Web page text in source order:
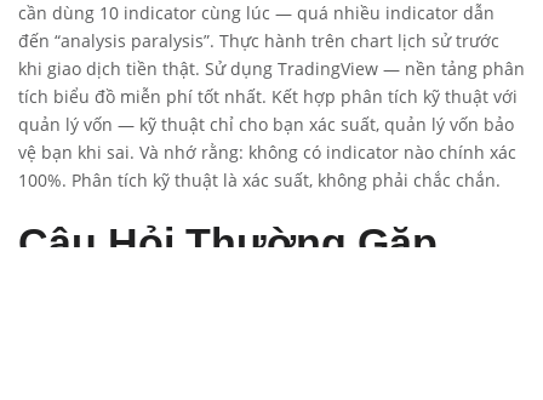
cần dùng 10 indicator cùng lúc — quá nhiều indicator dẫn
đến “analysis paralysis”. Thực hành trên chart lịch sử trước
khi giao dịch tiền thật. Sử dụng TradingView — nền tảng phân
tích biểu đồ miễn phí tốt nhất. Kết hợp phân tích kỹ thuật với
quản lý vốn — kỹ thuật chỉ cho bạn xác suất, quản lý vốn bảo
vệ bạn khi sai. Và nhớ rằng: không có indicator nào chính xác
100%. Phân tích kỹ thuật là xác suất, không phải chắc chắn.
Câu Hỏi Thường Gặp